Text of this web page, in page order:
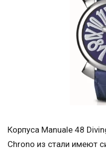
Корпуса Manuale 48
Chrono из стали имеют